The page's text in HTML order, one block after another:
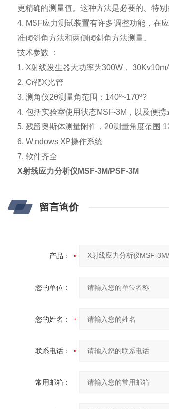
更精确的测量值。这种方法是必要的、特
4. MSF应力测试装置有许多调整功能，在
准倾斜角方法和两侧倾斜角方法测量。
技术参数 ：
1. X射线发生器大功率为300W，
2. Cr靶X光管
3. 测角仪2θ测量角范围：140º~170º?
4. 包括实验室使用状态MSF-3M，以及便携
5. 残留奥斯体测量附件，2θ测量角度范围
6. Windows XP操作系统
7. 软件齐全
X射线应力分析仪MSF-3M/PSF-3M
留言询价
产品：
您的单位：
您的姓名：
联系电话：
常用邮箱：